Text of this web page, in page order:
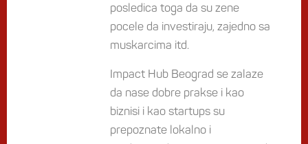
posledica toga da su zene
pocele da investiraju, zajedno sa
muskarcima itd.
Impact Hub Beograd se zalaze
da nase dobre prakse i kao
biznisi i kao startups su
prepoznate lokalno i